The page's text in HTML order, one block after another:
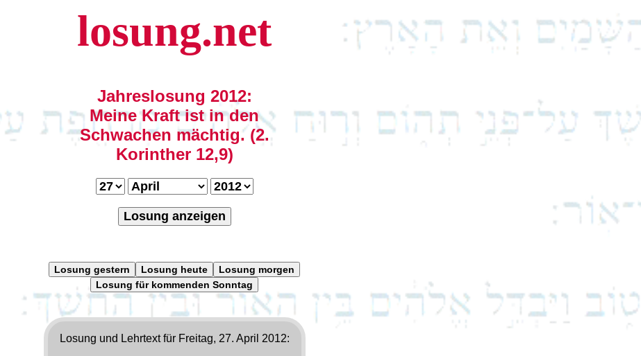
losung.net
Jahreslosung 2012:
Meine Kraft ist in den
Schwachen mächtig. (2.
Korinther 12,9)
Losung anzeigen
Losung gestern Losung heute
Losung morgen
Losung für kommenden Sonntag
Losung und Lehrtext für Freitag, 27. April 2012: